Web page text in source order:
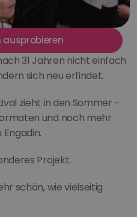
31 Jahren nicht einfach
sich neu erfindet.
zieht in den Sommer -
und noch mehr
Projekt.
schön, wie vielseitig